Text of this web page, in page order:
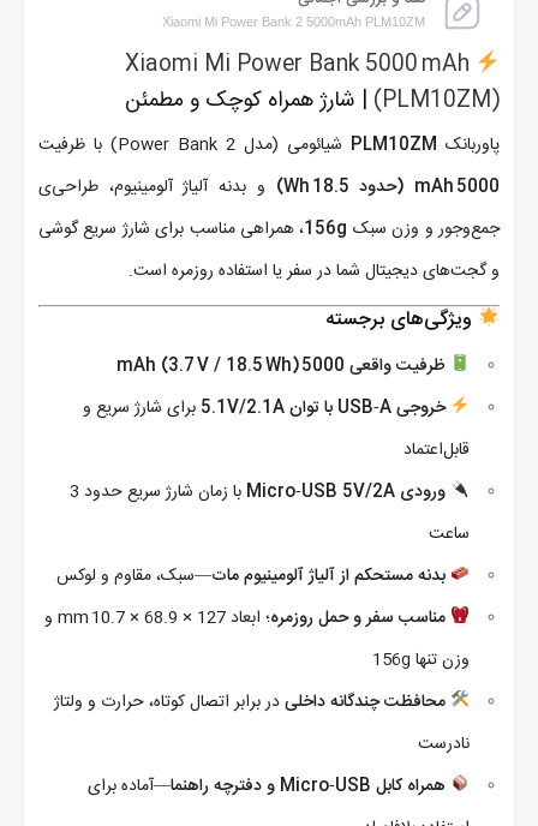
Xiaomi Mi Power Bank 2 5000mAh PLM10ZM
Xiaomi Mi Power Bank 5000 mAh
(PLM10ZM) | شارژ همراه کوچک و مطمئن
پاوربانک PLM10ZM شیائومی (مدل Power Bank 2) با ظرفیت
5000 mAh (حدود 18.5 Wh)
و بدنه آلیاژ آلومینیوم، طراحی‌ی
جمع‌وجور و وزن سبک 156g، همراهی مناسب برای شارژ سریع گوشی
و گجت‌های دیجیتال شما در سفر یا استفاده روزمره است.
ویژگی‌های برجسته
ظرفیت واقعی 5000 mAh (3.7 V / 18.5 Wh)
خروجی USB‑A با توان 5.1V/2.1A
برای شارژ سریع و
قابل‌اعتماد
ورودی Micro‑USB 5V/2A
با زمان شارژ سریع حدود 3
ساعت
بدنه مستحکم از آلیاژ آلومینیوم مات—سبک، مقاوم و لوکس
مناسب سفر و حمل روزمره
؛ ابعاد 127 × 68.9 × 10.7 mm و
وزن تنها 156g
محافظت چندگانه داخلیدر برابر اتصال کوتاه، حرارت و ولتاژ
نادرست
همراه کابل Micro‑USB و دفترچه راهنما
—آماده برای